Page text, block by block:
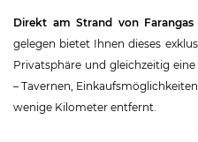
Direkt am Strand von Farangas
gelegen bietet Ihnen dieses
Privatsphäre und gleichzeitig
– Tavernen,
wenige Kilometer entfernt.